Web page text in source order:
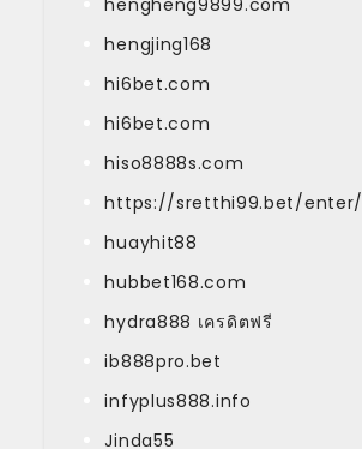
hengjing168
hi6bet.com
hi6bet.com
hiso8888s.com
https://sretthi99.bet/enter/
huayhit88
hubbet168.com
hydra888 เครดิตฟรี
ib888pro.bet
infyplus888.info
Jinda55